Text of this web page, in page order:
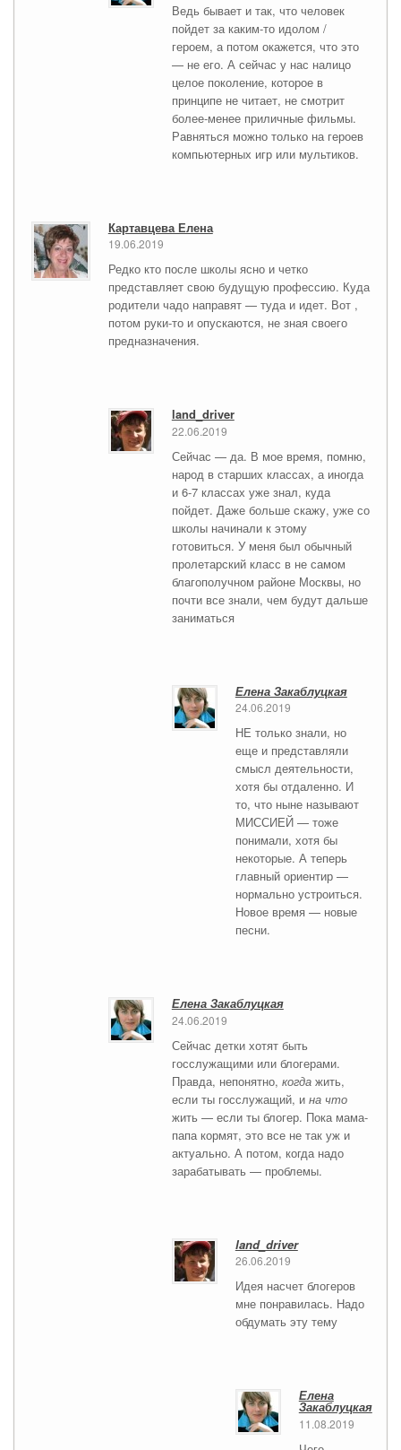
Ведь бывает и так, что человек
пойдет за каким-то идолом /
героем, а потом окажется, что это
— не его. А сейчас у нас налицо
целое поколение, которое в
принципе не читает, не смотрит
более-менее приличные фильмы.
Равняться можно только на героев
компьютерных игр или мультиков.
Картавцева Елена
19.06.2019
Редко кто после школы ясно и четко
представляет свою будущую профессию. Куда
родители чадо направят — туда и идет. Вот ,
потом руки-то и опускаются, не зная своего
предназначения.
land_driver
22.06.2019
Сейчас — да. В мое время, помню,
народ в старших классах, а иногда
и 6-7 классах уже знал, куда
пойдет. Даже больше скажу, уже со
школы начинали к этому
готовиться. У меня был обычный
пролетарский класс в не самом
благополучном районе Москвы, но
почти все знали, чем будут дальше
заниматься
Елена Закаблуцкая
24.06.2019
НЕ только знали, но
еще и представляли
смысл деятельности,
хотя бы отдаленно. И
то, что ныне называют
МИССИЕЙ — тоже
понимали, хотя бы
некоторые. А теперь
главный ориентир —
нормально устроиться.
Новое время — новые
песни.
Елена Закаблуцкая
24.06.2019
Сейчас детки хотят быть
госслужащими или блогерами.
Правда, непонятно, когдажить,
если ты госслужащий, и на что
жить — если ты блогер. Пока мама-
папа кормят, это все не так уж и
актуально. А потом, когда надо
зарабатывать — проблемы.
land_driver
26.06.2019
Идея насчет блогеров
мне понравилась. Надо
обдумать эту тему
Елена
Закаблуцкая
11.08.2019